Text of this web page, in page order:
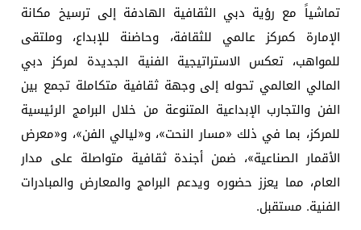
تماشياً مع رؤية دبي الثقافية الهادفة إلى ترسيخ مكانة
الإمارة كمركز عالمي للثقافة، وحاضنة للإبداع، وملتقى
للمواهب، تعكس الاستراتيجية الفنية الجديدة لمركز دبي
المالي العالمي تحوله إلى وجهة ثقافية متكاملة تجمع بين
الفن والتجارب الإبداعية المتنوعة من خلال البرامج الرئيسية
للمركز، بما في ذلك «مسار النحت»، و«ليالي الفن»، و«معرض
الأقمار الصناعية»، ضمن أجندة ثقافية متواصلة على مدار
العام، مما يعزز حضوره ويدعم البرامج والمعارض والمبادرات
الفنية. مستقبل.